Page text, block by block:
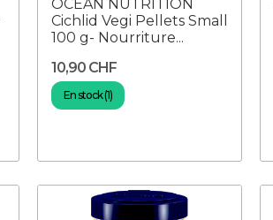
OCEAN NUTRITION
Cichlid Vegi Pellets Small
100 g- Nourriture...
10,90 CHF
En stock (1)